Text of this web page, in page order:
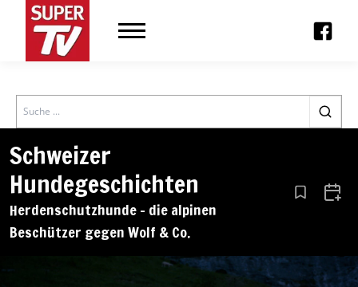
Search
Schweizer
Hundegeschichten
Herdenschutzhunde – die alpinen
Beschützer gegen Wolf & Co.
Aus den